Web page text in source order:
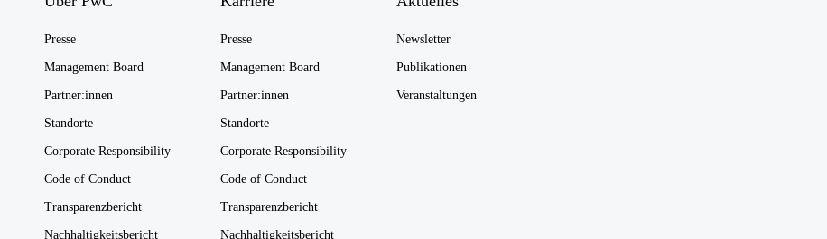
Presse
Management Board
Partner:innen
Standorte
Corporate Responsibility
Code of Conduct
Transparenzbericht
Nachhaltigkeitsbericht
Presse
Management Board
Partner:innen
Standorte
Corporate Responsibility
Code of Conduct
Transparenzbericht
Nachhaltigkeitsbericht
Newsletter
Publikationen
Veranstaltungen